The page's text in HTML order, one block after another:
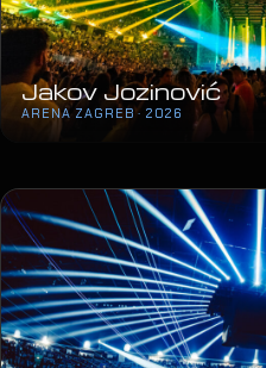
Jakov Jozinović
ARENA ZAGREB · 2026